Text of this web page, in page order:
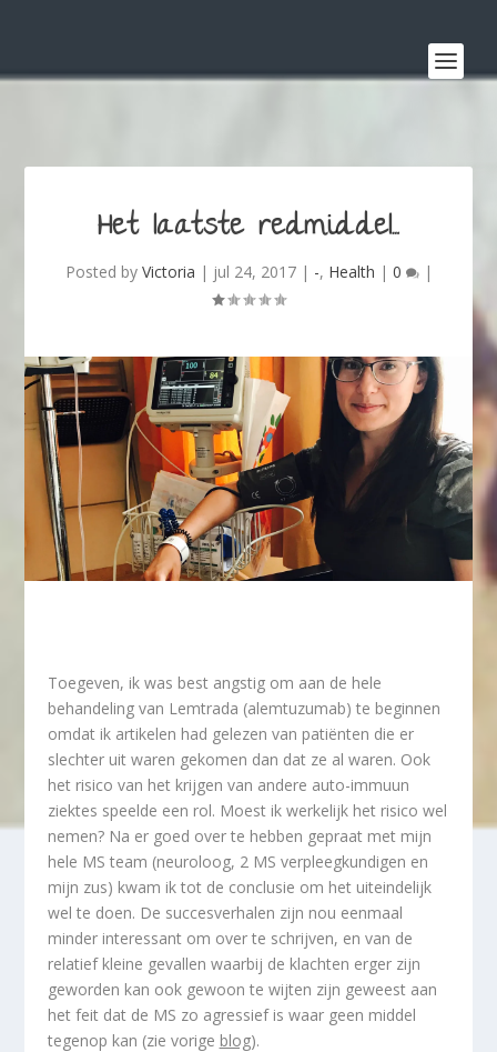
Het laatste redmiddel…
Posted by Victoria | jul 24, 2017| -, Health | 0 |
Toegeven, ik was best angstig om aan de hele
behandeling van Lemtrada (alemtuzumab) te beginnen
omdat ik artikelen had gelezen van patiënten die er
slechter uit waren gekomen dan dat ze al waren. Ook
het risico van het krijgen van andere auto-immuun
ziektes speelde een rol. Moest ik werkelijk het risico wel
nemen? Na er goed over te hebben gepraat met mijn
hele MS team (neuroloog, 2 MS verpleegkundigen en
mijn zus) kwam ik tot de conclusie om het uiteindelijk
wel te doen. De succesverhalen zijn nou eenmaal
minder interessant om over te schrijven, en van de
relatief kleine gevallen waarbij de klachten erger zijn
geworden kan ook gewoon te wijten zijn geweest aan
het feit dat de MS zo agressief is waar geen middel
tegenop kan (zie vorige blog).